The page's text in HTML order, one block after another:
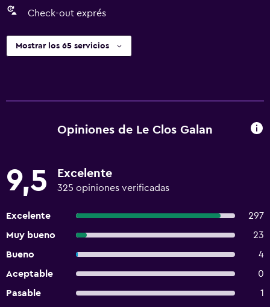
Check-out exprés
Mostrar los 65 servicios
Opiniones de Le Clos Galan
9,5 Excelente
325 opiniones verificadas
Excelente
297
Muy bueno
23
Bueno
4
Aceptable
0
Pasable
1